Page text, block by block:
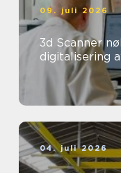
09. juli 2026
3d Scanner nøkkelen til presis
digitalisering
04. juli 2026